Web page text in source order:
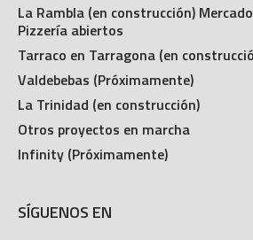
La Rambla (en construcción)
Pizzería abiertos
Tarraco en Tarragona (en
Valdebebas (Próximamente)
La Trinidad (en construcción)
Otros proyectos en marcha
Infinity (Próximamente)
SÍGUENOS EN